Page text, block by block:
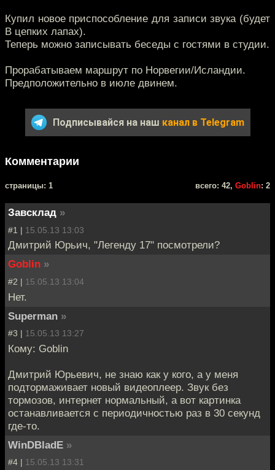
Купил новое приспособление для записи звука (будет
В цепких лапах).
Теперь можно записывать беседы с гостями в студии.
Прорабатываем маршрут по Норвегии/Исландии.
Предположительно в июле двинем.
Подписывайся на наш канал в Telegram
Комментарии
cтраницы: 1 всего: 42, Goblin: 2
Завсклад »
#1 | 15.05.13 13:03
Дмитрий Юрьич, "Легенду 17" посмотрели?
Goblin »
#2 | 15.05.13 13:04
Нет.
Superman »
#3 | 15.05.13 13:27
Кому: Goblin
Дмитрий Юрьевич, не знаю как у кого, а у меня
подтормаживает новый видеоплеер. Звук без
тормозов, интернет нормальный, а вот картинка
останавливается с периодичностью раз в 30 секунд
где-то.
WinDBladE »
#4 | 15.05.13 13:31